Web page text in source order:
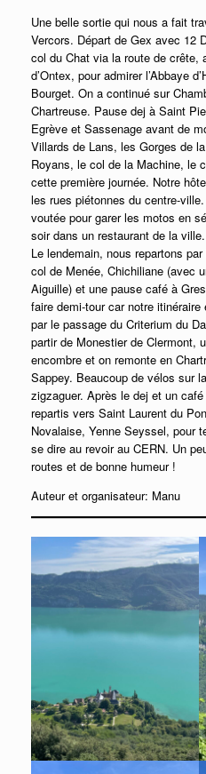
Une belle sortie qui nous a fait
Vercors. Départ de Gex avec 12
col du Chat via la route de crête,
d’Ontex, pour admirer l’Abbaye
Bourget. On a continué sur
Chartreuse. Pause dej à Saint
Egrève et Sassenage avant de
Villards de Lans, les Gorges de
Royans, le col de la Machine, le
cette première journée. Notre
les rues piétonnes du centre-
voutée pour garer les motos en
soir dans un restaurant de la ville.
Le lendemain, nous repartons
col de Menée, Chichiliane (avec
Aiguille) et une pause café à
faire demi-tour car notre
par le passage du Criterium du
partir de Monestier de Clermont,
encombre et on remonte en
Sappey. Beaucoup de vélos sur
zigzaguer. Après le dej et un
repartis vers Saint Laurent du
Novalaise, Yenne Seyssel, pour
se dire au revoir au CERN. Un
routes et de bonne humeur !
Auteur et organisateur: Manu